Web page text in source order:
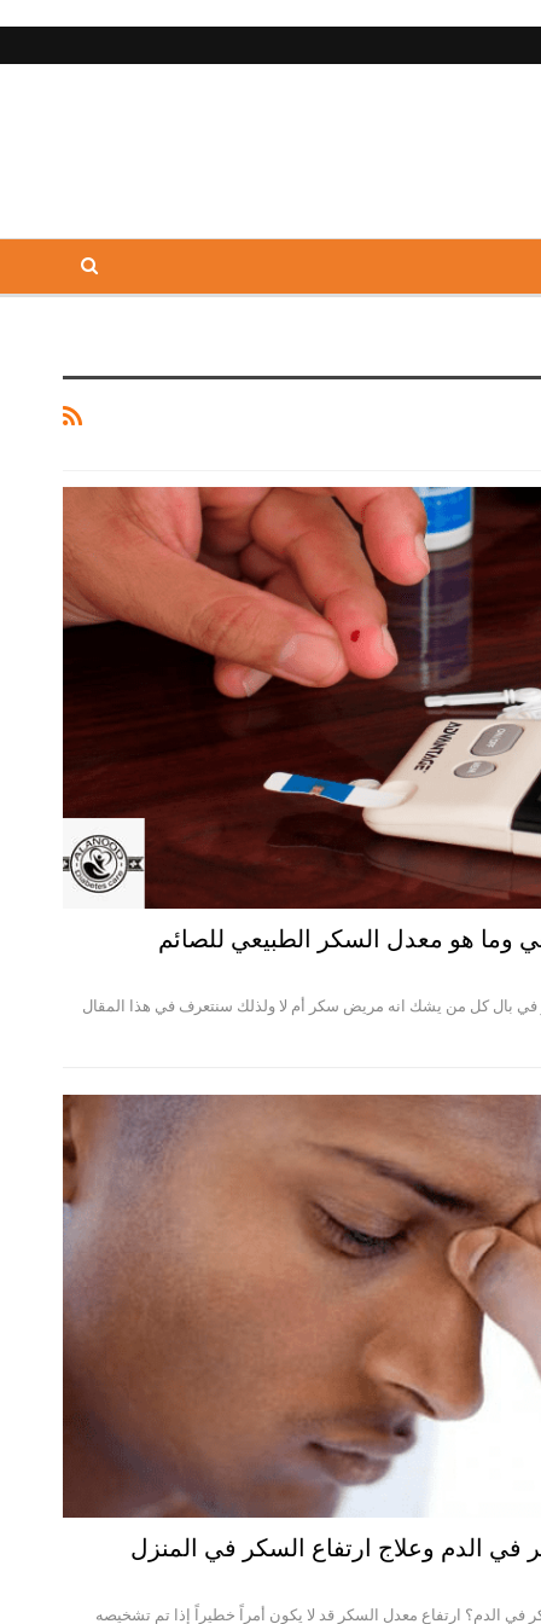
سؤال يدور في بال كل من يشك انه مريض سكر أم لا ولذلك سنتعرف في هذا المقال
في الدم وعلاج ارتفاع السكر في المنزل
الدم؟ ارتفاع معدل السكر قد لا يكون أمراً خطيراً إذا تم تشخيصه